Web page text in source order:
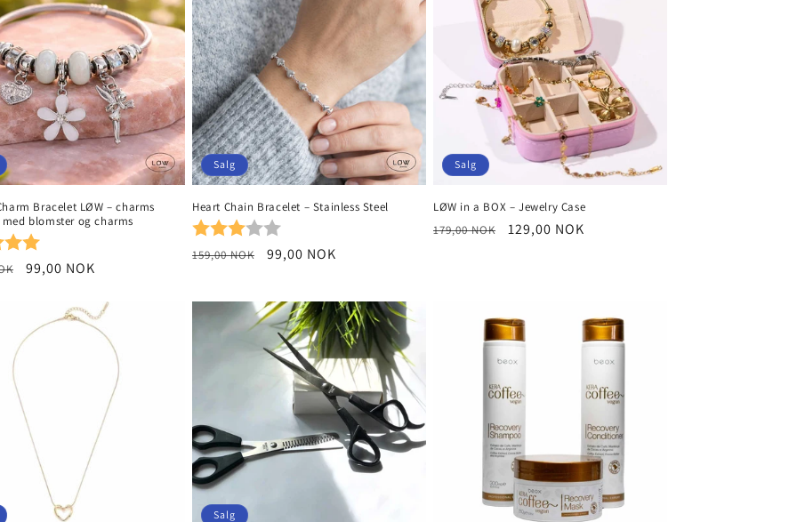
Bracelet LØW – charms
blomster og charms
Salgspris
99,00 NOK
Salg
Heart Chain Bracelet – Stainless Steel
Karakter:
Vanlig
159,00 NOK Salgspris
99,00 NOK
Salg
LØW in a BOX – Jewelry Case
Vanlig
179,00 NOK Salgspris
129,00 NOK
Salg